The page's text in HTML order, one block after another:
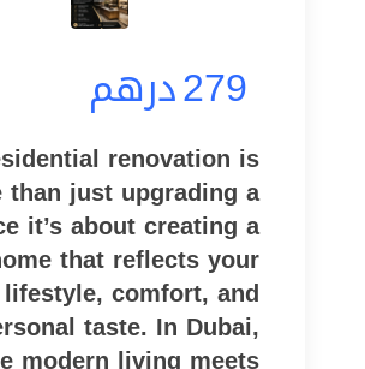
279درهم
renovation is
than just upgrading a
it’s about creating a
that reflects your
lifestyle, comfort, and
taste. In Dubai,